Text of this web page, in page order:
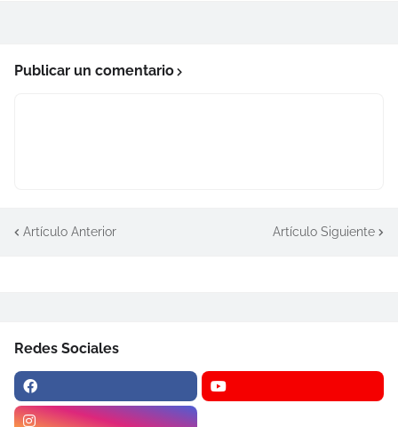
Publicar un comentario
Artículo Anterior Artículo Siguiente
Redes Sociales